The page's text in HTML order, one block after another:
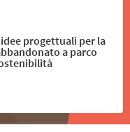
progettuali per la
a parco